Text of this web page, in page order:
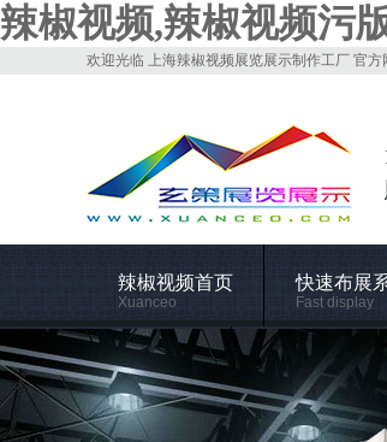
辣椒视频,辣椒视频污
欢迎光临 上海辣椒视频展览展示制作工厂 官方
辣椒视频首页
Xuanceo
快速布展
Fast display
施工管理
Construction
关于辣椒视频
About